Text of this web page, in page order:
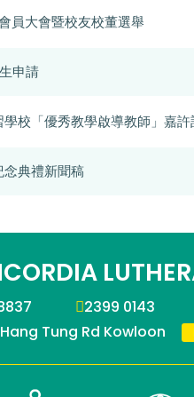
員大會暨校友校董選舉
申請
校「優秀教學啟導教師」嘉
典禮新聞稿
2399 0143
Tung Rd Kowloon